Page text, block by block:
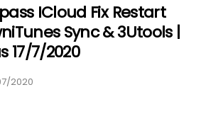
ICloud Fix Restart
Sync & 3Utools |
17/7/2020
2020